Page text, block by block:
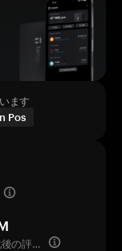
ます
Pos
完全希薄化後の評価額